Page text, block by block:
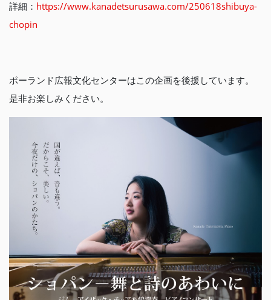
詳細： https://www.kanadetsurusawa.com/250618shibuya-
chopin
ポーランド広報文化センターはこの企画を後援しています。
是非お楽しみください。